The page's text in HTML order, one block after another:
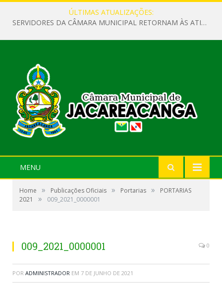
ÚLTIMAS ATUALIZAÇÕES:
SERVIDORES DA CÂMARA MUNICIPAL RETORNAM ÀS ATIVIDADES APÓS O RECESSO PARLAMENTAR
MENU
Home » Publicações Oficiais » Portarias »
PORTARIAS
2021
» 009_2021_0000001
009_2021_0000001 0
POR ADMINISTRADOR EM 7 DE JUNHO DE 2021